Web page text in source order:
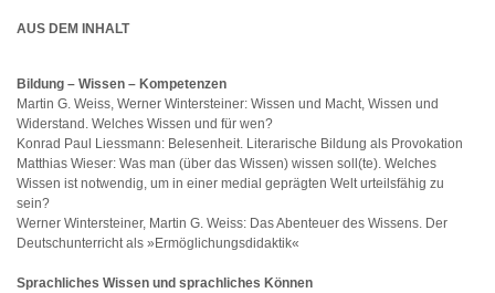
AUS DEM INHALT
Bildung – Wissen – Kompetenzen
Martin G. Weiss, Werner Wintersteiner: Wissen und Macht, Wissen und
Widerstand. Welches Wissen und für wen?
Konrad Paul Liessmann: Belesenheit. Literarische Bildung als Provokation
Matthias Wieser: Was man (über das Wissen) wissen soll(te). Welches
Wissen ist notwendig, um in einer medial geprägten Welt urteilsfähig zu
sein?
Werner Wintersteiner, Martin G. Weiss: Das Abenteuer des Wissens. Der
Deutschunterricht als »Ermöglichungsdidaktik«
Sprachliches Wissen und sprachliches Können